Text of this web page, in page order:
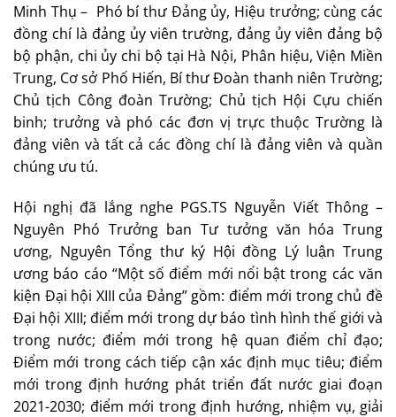
Minh Thụ – Phó bí thư Đảng ủy, Hiệu trưởng; cùng các
đồng chí là đảng ủy viên trường, đảng ủy viên đảng bộ
bộ phận, chi ủy chi bộ tại Hà Nội, Phân hiệu, Viện Miền
Trung, Cơ sở Phố Hiến, Bí thư Đoàn thanh niên Trường;
Chủ tịch Công đoàn Trường; Chủ tịch Hội Cựu chiến
binh; trưởng và phó các đơn vị trực thuộc Trường là
đảng viên và tất cả các đồng chí là đảng viên và quần
chúng ưu tú.
Hội nghị đã lắng nghe PGS.TS Nguyễn Viết Thông –
Nguyên Phó Trưởng ban Tư tưởng văn hóa Trung
ương, Nguyên Tổng thư ký Hội đồng Lý luận Trung
ương báo cáo “Một số điểm mới nổi bật trong các văn
kiện Đại hội XIII của Đảng” gồm: điểm mới trong chủ đề
Đại hội XIII; điểm mới trong dự báo tình hình thế giới và
trong nước; điểm mới trong hệ quan điểm chỉ đạo;
Điểm mới trong cách tiếp cận xác định mục tiêu; điểm
mới trong định hướng phát triển đất nước giai đoạn
2021-2030; điểm mới trong định hướng, nhiệm vụ, giải